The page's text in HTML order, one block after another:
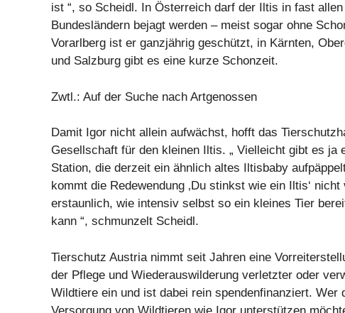
ist “, so Scheidl. In Österreich darf der Iltis in fast allen
Bundesländern bejagt werden – meist sogar ohne
Vorarlberg ist er ganzjährig geschützt, in Kärnten,
und Salzburg gibt es eine kurze Schonzeit.
Zwtl.: Auf der Suche nach Artgenossen
Damit Igor nicht allein aufwächst, hofft das
Gesellschaft für den kleinen Iltis. „ Vielleicht gibt es ja
Station, die derzeit ein ähnlich altes Iltisbaby
kommt die Redewendung ‚Du stinkst wie ein Iltis‘ nicht
erstaunlich, wie intensiv selbst so ein kleines Tier
kann “, schmunzelt Scheidl.
Tierschutz Austria nimmt seit Jahren eine
der Pflege und Wiederauswilderung verletzter oder
Wildtiere ein und ist dabei rein spendenfinanziert. Wer
Versorgung von Wildtieren wie Igor unterstützen